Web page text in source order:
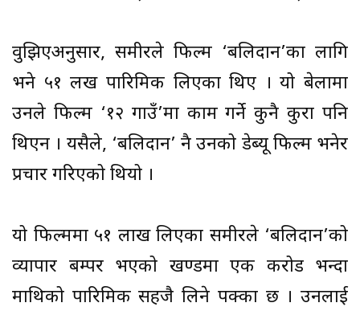
वुझिएअनुसार, समीरले फिल्म ‘बलिदान’का लागि
भने ५१ लख पारिश्रमिक लिएका थिए । यो बेलामा
उनले फिल्म ‘१२ गाउँ’मा काम गर्ने कुनै कुरा पनि
थिएन । यसैले, ‘बलिदान’ नै उनको डेब्यू फिल्म भनेर
प्रचार गरिएको थियो ।
यो फिल्ममा ५१ लाख लिएका समीरले ‘बलिदान’को
व्यापार बम्पर भएको खण्डमा एक करोड भन्दा
माथिको पारिश्रमिक सहजै लिने पक्का छ । उनलाई